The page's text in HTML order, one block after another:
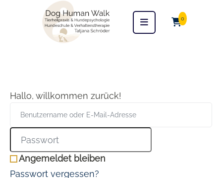
0
Hallo, willkommen zurück!
Angemeldet bleiben
Passwort vergessen?